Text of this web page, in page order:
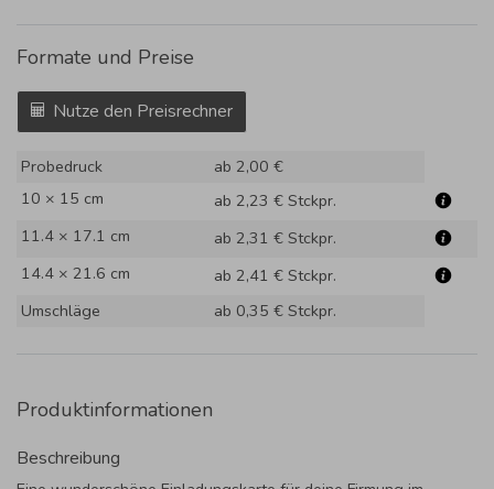
Formate und Preise
Nutze den Preisrechner
Probedruck
ab 2,00 €
10 × 15 cm
ab 2,23 € Stckpr.
11.4 × 17.1 cm
ab 2,31 € Stckpr.
14.4 × 21.6 cm
ab 2,41 € Stckpr.
Umschläge
ab 0,35 € Stckpr.
Produktinformationen
Beschreibung